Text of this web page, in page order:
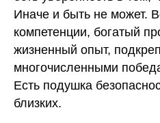
Иначе и быть не может.
компетенции, богатый
жизненный опыт,
многочисленными
Есть подушка
близких.